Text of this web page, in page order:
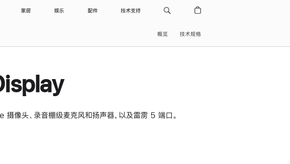
家居 娱乐 配件 技术支持
概览 技术规格
头、录音棚级麦克风和扬声器，以及雷雳 5 端口。